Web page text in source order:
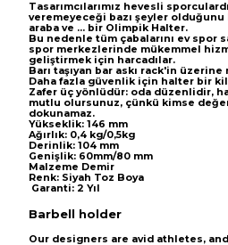
Tasarımcılarımız hevesli
veremeyeceği bazı şeyler olduğunu
araba ve ... bir Olimpik Halter.
Bu nedenle tüm çabalarını ev spor
spor merkezlerinde mükemmel
geliştirmek için harcadılar.
Barı taşıyan bar askı rack'in
Daha fazla güvenlik için halter bir
Zafer üç yönlüdür: oda düzenlidir,
mutlu olursunuz, çünkü kimse
dokunamaz.
Yükseklik: 146 mm
Ağırlık: 0,4 kg/0,5kg
Derinlik: 104 mm
Genişlik: 60mm/80 mm
Malzeme Demir
Renk: Siyah Toz Boya
Garanti: 2 Yıl
Barbell holder
Our designers are avid athletes,